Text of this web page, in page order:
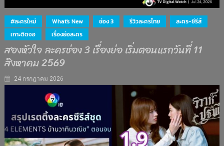
#ละครใหม่ What's New ช่อง 3 รีวิวละครไทย
ละคร-ซีรีส์
เกาะติดจอ
เรื่องย่อละคร
สองหัวใจ ละครช่อง 3 เรื่องย่อ เริ่มตอนแรกวันที่ 11
สิงหาคม 2569
24 กรกฎาคม 2026